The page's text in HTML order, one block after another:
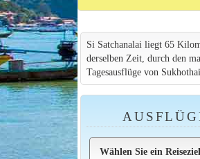
Si Satchanalai liegt 65
derselben Zeit, durch den
Tagesausflüge von